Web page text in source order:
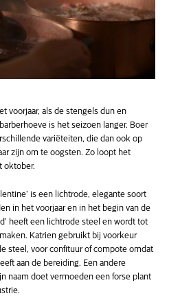
voorjaar, als de stengels dun en
is het seizoen langer. Boer
variëteiten, die dan ook op
zijn om te oogsten. Zo loopt het
oktober.
is een lichtrode, elegante soort
in het voorjaar en in het begin van de
heeft een lichtrode steel en wordt tot
Katrien gebruikt bij voorkeur
steel, voor confituur of compote omdat
aan de bereiding. Een andere
naam doet vermoeden een forse plant